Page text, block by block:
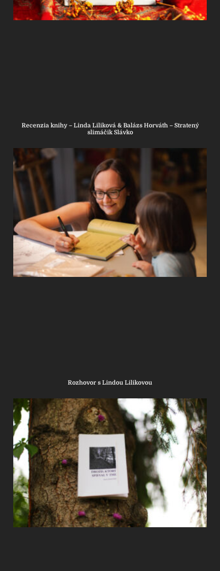
Recenzia knihy – Linda Liliková & Balázs Horváth – Stratený
slimáčik Slávko
Rozhovor s Lindou Lilikovou